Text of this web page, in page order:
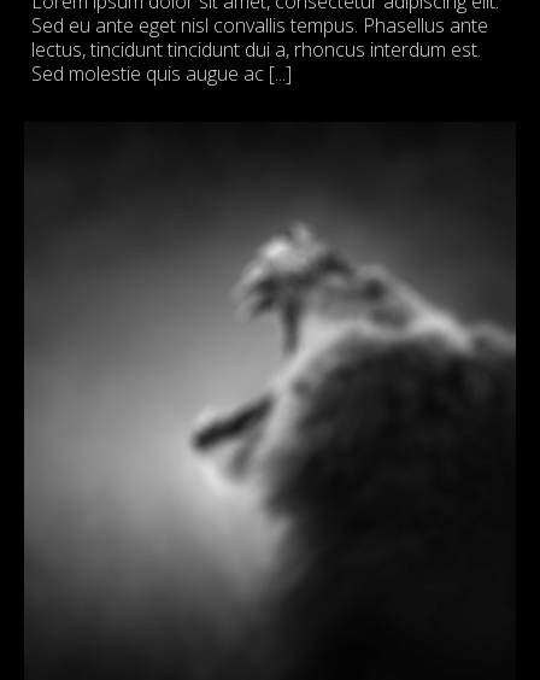
Sed eu ante eget nisl convallis tempus. Phasellus ante
lectus, tincidunt tincidunt dui a, rhoncus interdum est.
Sed molestie quis augue ac [...]